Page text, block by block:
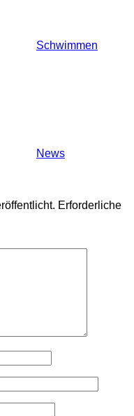
Schwimmen
News
Erforderliche